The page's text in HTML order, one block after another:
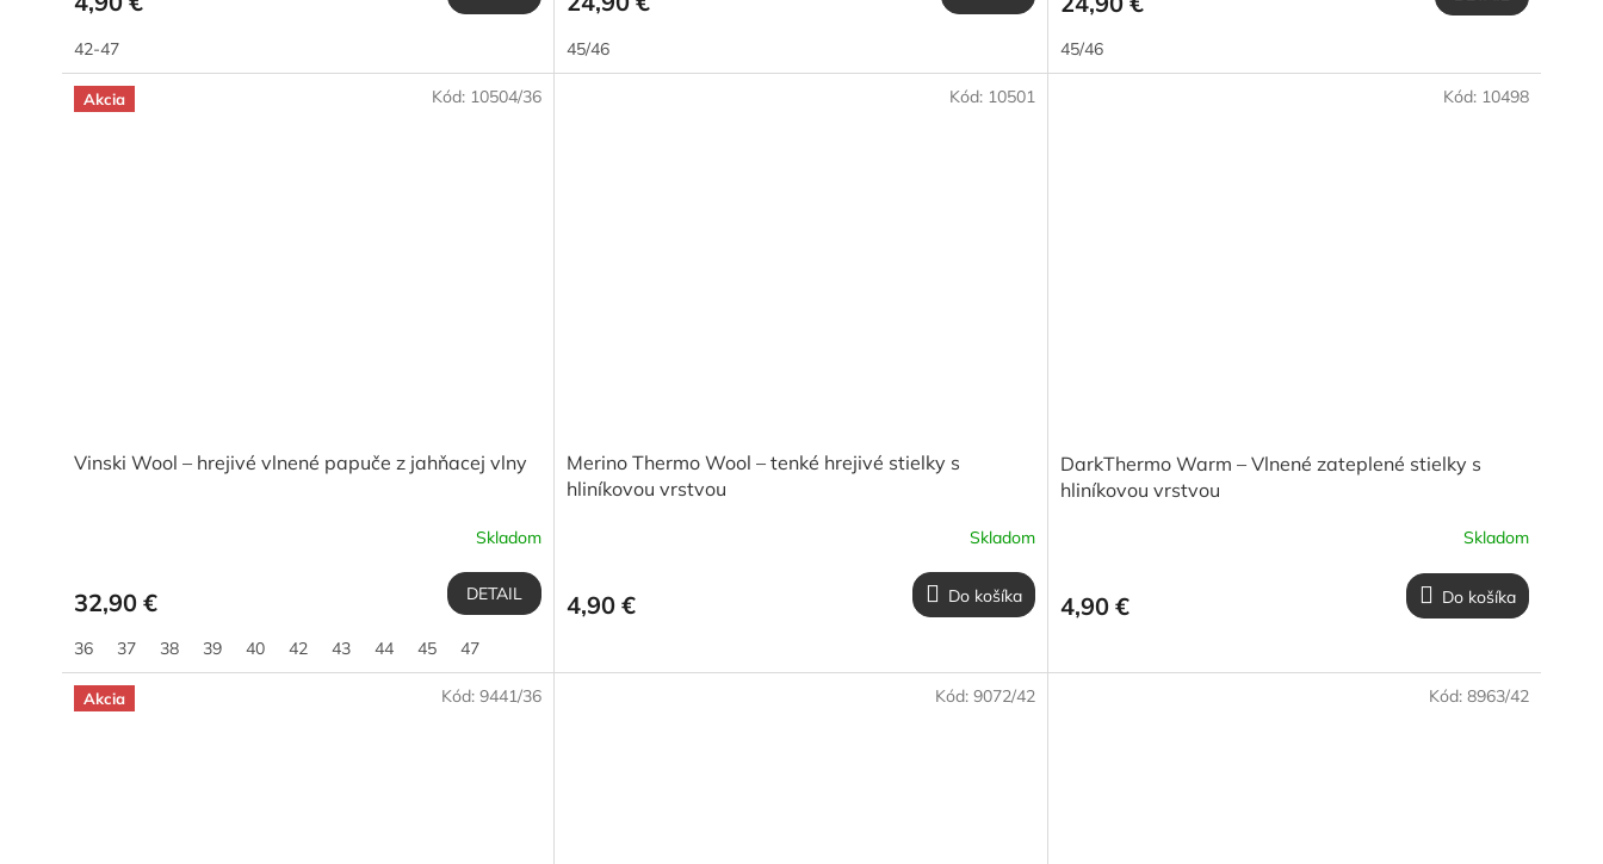
42-47 45/46 45/46
Akcia
Vinski Wool – hrejivé vlnené papuče z jahňacej vlny
Skladom
32,90 € DETAIL
36 37 38 39 40 42 43 44 45 47
Kód: 10504/36
Merino Thermo Wool – tenké hrejivé stielky s
hliníkovou vrstvou
Skladom
4,90 € Do košíka
Kód: 10501
DarkThermo Warm – Vlnené zateplené stielky s
hliníkovou vrstvou
Skladom
4,90 € Do košíka
Kód: 10498
Akcia Kód:9441/36 Kód: 9072/42 Kód: 8963/42